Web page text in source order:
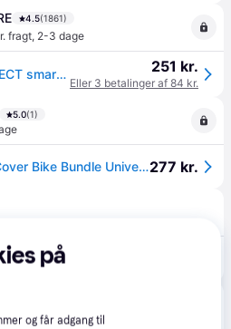
4.5(1861)
fragt, 2-3 dage
(ComputerSalg) SP CONNECT smartphone bundle – Bike Bundle 251 kr.
Eller 3 betalinger af 84 kr.
5.0(1)
SP Connect Smartphone Cover Bike Bundle Universal (Medium)277 kr.
Mobilholder SP Connect Bike Bundle Universal Case SPC+.
på
og får adgang til